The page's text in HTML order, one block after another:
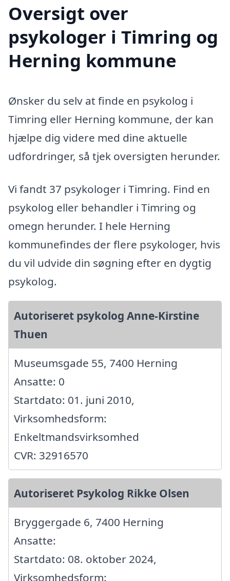
Oversigt over
psykologer i Timring og
Herning kommune
Ønsker du selv at finde en psykolog i
Timring eller Herning kommune, der kan
hjælpe dig videre med dine aktuelle
udfordringer, så tjek oversigten herunder.
Vi fandt 37 psykologer i Timring. Find en
psykolog eller behandler i Timring og
omegn herunder. I hele Herning
kommunefindes der flere psykologer, hvis
du vil udvide din søgning efter en dygtig
psykolog.
Autoriseret psykolog Anne-Kirstine
Thuen
Museumsgade 55, 7400 Herning
Ansatte: 0
Startdato: 01. juni 2010,
Virksomhedsform:
Enkeltmandsvirksomhed
CVR: 32916570
Autoriseret Psykolog Rikke Olsen
Bryggergade 6, 7400 Herning
Ansatte:
Startdato: 08. oktober 2024,
Virksomhedsform: